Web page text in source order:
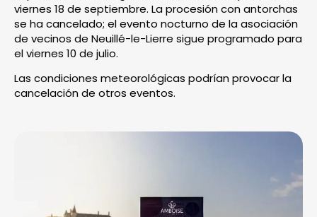
viernes 18 de septiembre. La procesión con antorchas
se ha cancelado; el evento nocturno de la asociación
de vecinos de Neuillé-le-Lierre sigue programado para
el viernes 10 de julio.
Las condiciones meteorológicas podrían provocar la
cancelación de otros eventos.